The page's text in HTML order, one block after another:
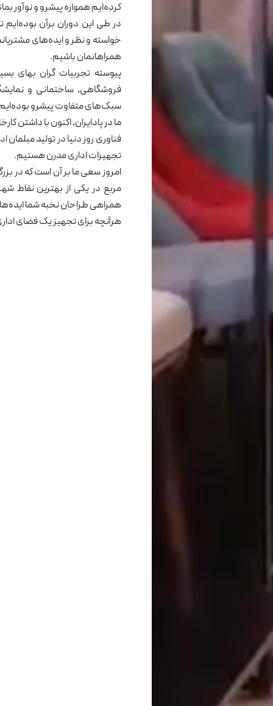
کرده‌ایم همواره پیشرو و نوآور
در طی این دوران برآن بوده‌ایم
خواسته و نظر و ایده‌های
همراهانمان باشیم.
پیوسته تجربیات گران بهای
فروشگاهی، ساختمانی و
سبک‌های متفاوت پیشرو
فناوری روز دنیا در تولید
تجهیزات اداری مدرن هستیم.
مربع در یکی از بهترین نقاط
همراهی طراحان نخبه شما
هرآنچه برای تجهیز یک فضای